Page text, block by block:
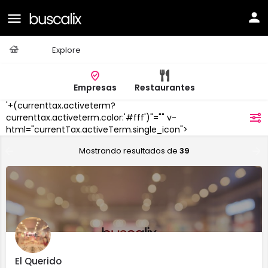
Explore
Empresas
Restaurantes
'+(currenttax.activeterm?
currenttax.activeterm.color:'#fff')"="" v-
html="currentTax.activeTerm.single_icon">
Algeciras
Mostrando resultados de 39
El Querido